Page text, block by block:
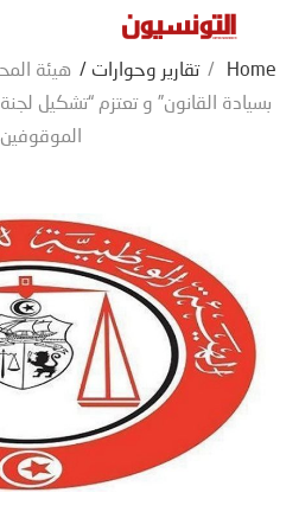
Home
/ تقارير وحوارات / هيئة
بسيادة القانون” و تعتزم “تشكيل